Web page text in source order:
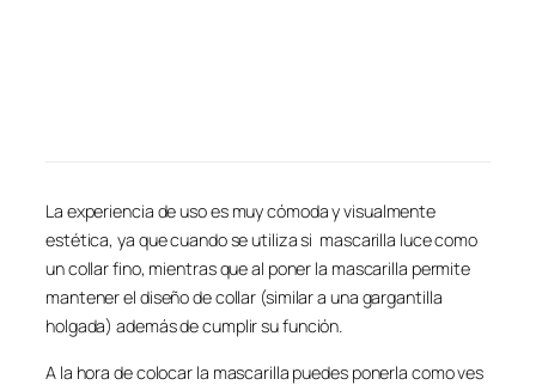
La experiencia de uso es muy cómoda y visualmente
estética, ya que cuando se utiliza si mascarilla luce como
un collar fino, mientras que al poner la mascarilla permite
mantener el diseño de collar (similar a una gargantilla
holgada) además de cumplir su función.
A la hora de colocar la mascarilla puedes ponerla como ves